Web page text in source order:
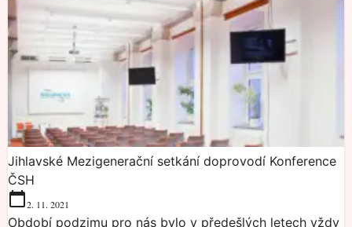
Jihlavské Mezigenerační setkání doprovodí Konference
ČSH
2. 11. 2021
Období podzimu pro nás bylo v předešlých letech vždy